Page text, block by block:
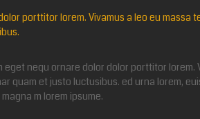
porttitor lorem. Vivamus a leo eu massa
nequ ornare dolor dolor porttitor lorem.
quam et justo luctusibus. ed urna lorem,
m lorem ipsume.